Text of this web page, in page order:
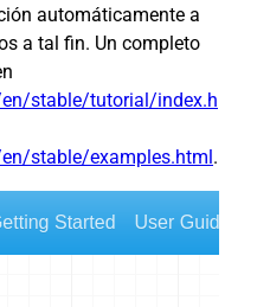
automáticamente a
a tal fin. Un completo
stable/tutorial/index.h
stable/examples.html.